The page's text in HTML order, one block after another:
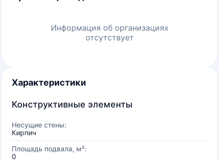
Информация об организациях
отсутствует
Характеристики
Конструктивные элементы
Несущие стены:
Кирпич
Площадь подвала, м²:
0